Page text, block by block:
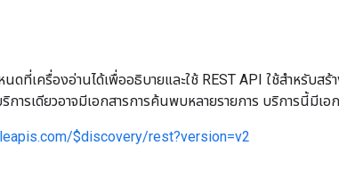
นดที่เครื่องอ่านได้เพื่ออธิบายและใช้ REST API ใช้สำหรับส
การเดียวอาจมีเอกสารการค้นพบหลายรายการ บริการนี้มีเ
$discovery/rest?version=v2